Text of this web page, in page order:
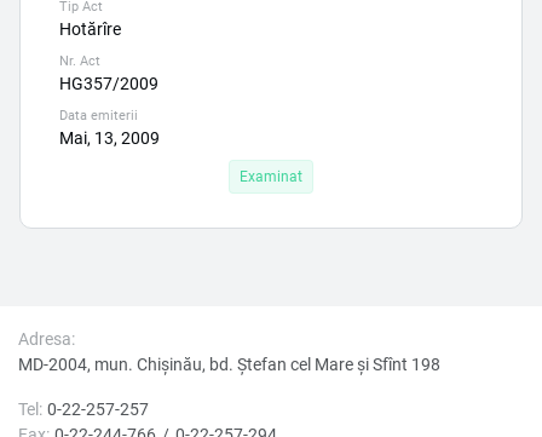
celor care traversează drumul pe partea carosabilă în
direcția de mers a vehiculului. Textul care creea...
Tip Act
Hotărîre
Nr. Act
HG357/2009
Data emiterii
Mai, 13, 2009
Examinat
Adresa:
MD-2004, mun. Chișinău, bd. Ştefan cel Mare şi Sfînt 198
Tel: 0-22-257-257